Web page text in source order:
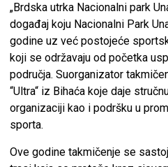
„Brdska utrka Nacionalni park
događaj koju Nacionalni Park
godine uz već postojeće
koji se održavaju od početka
područja. Suorganizator
“Ultra“ iz Bihaća koje daje
organizaciji kao i podršku u
sporta.
Ove godine takmičenje se